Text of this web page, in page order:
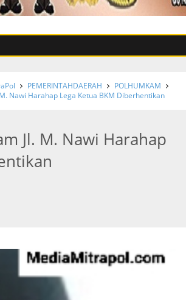
PEMERINTAHDAERAH
POLHUMKAM
Nawi Harahap Lega Ketua BKM Diberhentikan
Jl. M. Nawi Harahap